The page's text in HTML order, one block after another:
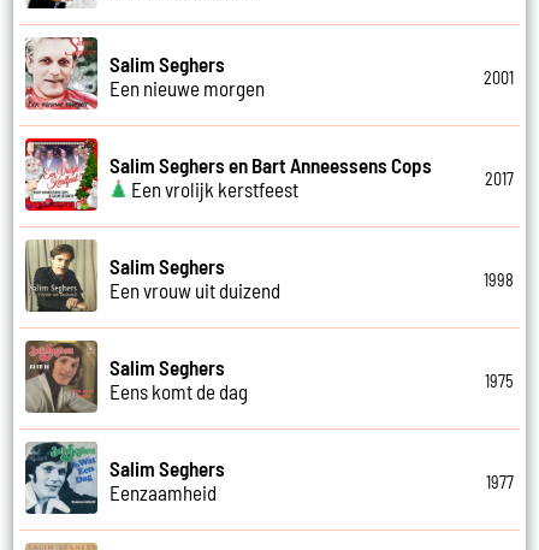
Salim Seghers
Een nieuwe morgen
2001
Salim Seghers en Bart Anneessens Cops
Een vrolijk kerstfeest
2017
Salim Seghers
Een vrouw uit duizend
1998
Salim Seghers
Eens komt de dag
1975
Salim Seghers
Eenzaamheid
1977